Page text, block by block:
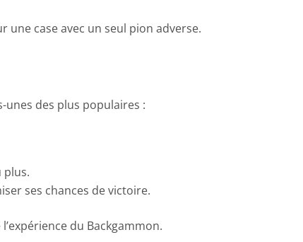
une case avec un seul pion adverse.
unes des plus populaires :
plus.
ses chances de victoire.
du Backgammon.